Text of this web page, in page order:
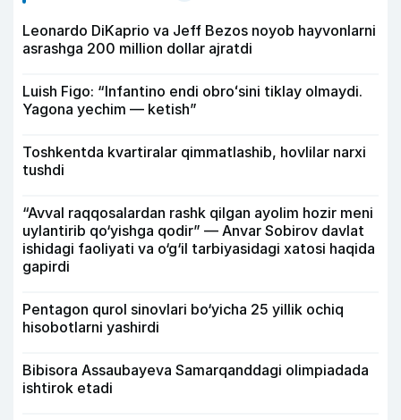
Leonardo DiKaprio va Jeff Bezos noyob hayvonlarni
asrashga 200 million dollar ajratdi
Luish Figo: “Infantino endi obroʻsini tiklay olmaydi.
Yagona yechim — ketish”
Toshkentda kvartiralar qimmatlashib, hovlilar narxi
tushdi
“Avval raqqosalardan rashk qilgan ayolim hozir meni
uylantirib qo‘yishga qodir” — Anvar Sobirov davlat
ishidagi faoliyati va o‘g‘il tarbiyasidagi xatosi haqida
gapirdi
Pentagon qurol sinovlari bo‘yicha 25 yillik ochiq
hisobotlarni yashirdi
Bibisora Assaubayeva Samarqanddagi olimpiadada
ishtirok etadi